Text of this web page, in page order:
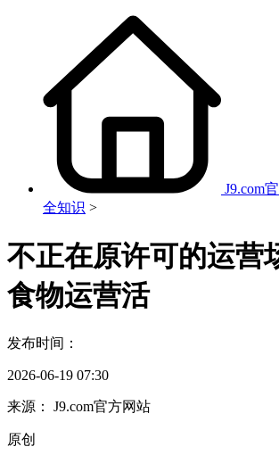
J9.com
全知识 >
不正在原许可的运营
食物运营活
发布时间：
2026-06-19 07:30
来源： J9.com官方网站
原创